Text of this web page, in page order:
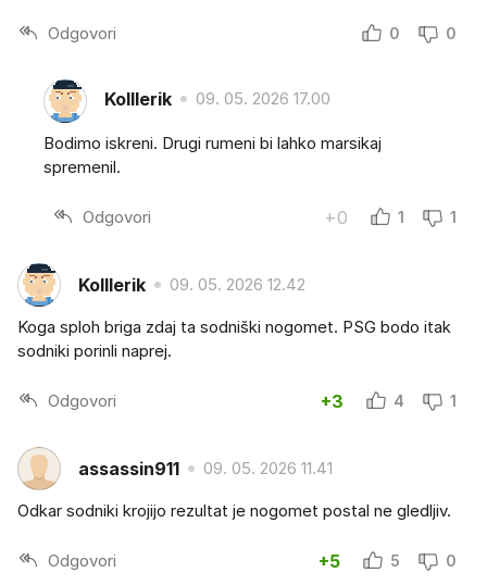
Odgovori 0 0
Kolllerik 09. 05. 2026 17.00
Bodimo iskreni. Drugi rumeni bi lahko marsikaj
spremenil.
Odgovori +0 1 1
Kolllerik 09. 05. 2026 12.42
Koga sploh briga zdaj ta sodniški nogomet. PSG bodo itak
sodniki porinli naprej.
Odgovori +3 4 1
assassin911 09. 05. 2026 11.41
Odkar sodniki krojijo rezultat je nogomet postal ne gledljiv.
Odgovori +5 5 0